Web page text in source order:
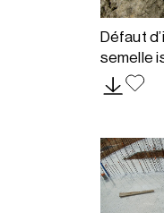
Défaut
semelle